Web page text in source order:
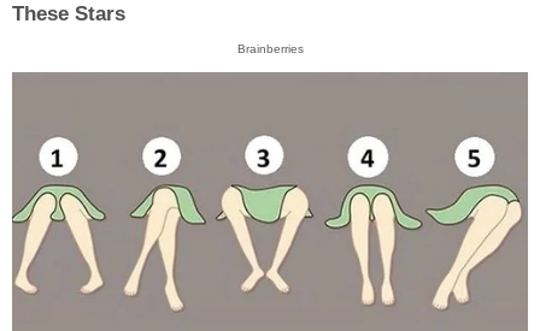
These Stars
Brainberries